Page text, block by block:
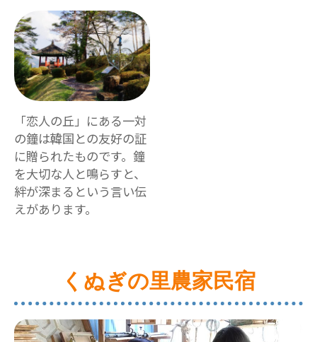
「恋人の丘」にある一対
の鐘は韓国との友好の証
に贈られたものです。鐘
を大切な人と鳴らすと、
絆が深まるという言い伝
えがあります。
くぬぎの里農家民宿